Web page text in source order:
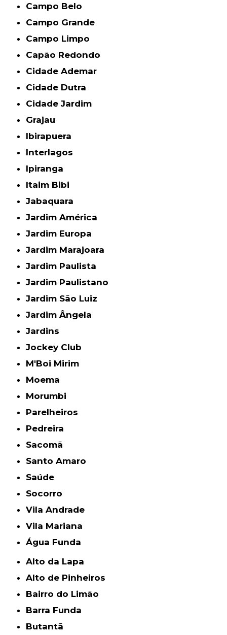
Campo Belo
Campo Grande
Campo Limpo
Capão Redondo
Cidade Ademar
Cidade Dutra
Cidade Jardim
Grajau
Ibirapuera
Interlagos
Ipiranga
Itaim Bibi
Jabaquara
Jardim América
Jardim Europa
Jardim Marajoara
Jardim Paulista
Jardim Paulistano
Jardim São Luiz
Jardim Ângela
Jardins
Jockey Club
M'Boi Mirim
Moema
Morumbi
Parelheiros
Pedreira
Sacomã
Santo Amaro
Saúde
Socorro
Vila Andrade
Vila Mariana
Água Funda
Alto da Lapa
Alto de Pinheiros
Bairro do Limão
Barra Funda
Butantã